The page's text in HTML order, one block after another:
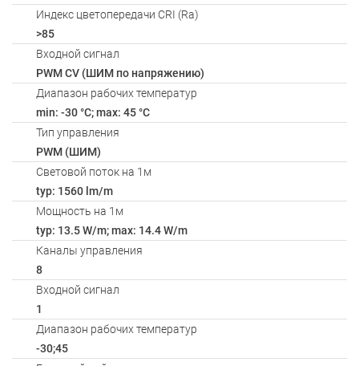
Индекс цветопередачи CRI (Ra)
>85
Входной сигнал
PWM СV (ШИМ по напряжению)
Диапазон рабочих температур
min: -30 °C; max: 45 °C
Тип управления
PWM (ШИМ)
Световой поток на 1м
typ: 1560 lm/m
Мощность на 1м
typ: 13.5 W/m; max: 14.4 W/m
Каналы управления
8
Входной сигнал
1
Диапазон рабочих температур
-30;45